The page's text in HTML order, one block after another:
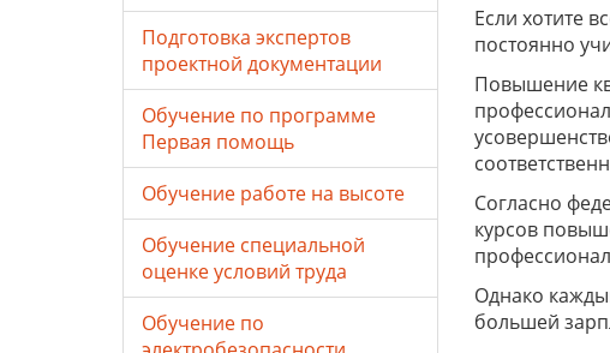
Если хотите
постоянно
Повышение
Согласно
курсов
Однако
большей
Подготовка экспертов
проектной документации
Обучение по программе
Первая помощь
Обучение работе на высоте
Обучение специальной
оценке условий труда
Обучение по